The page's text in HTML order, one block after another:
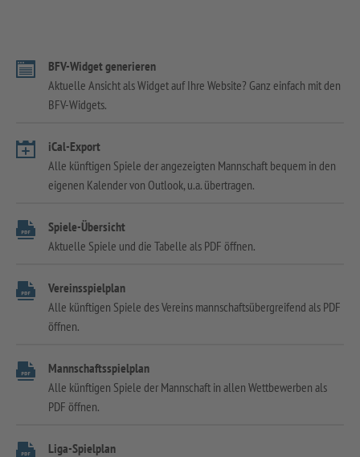
BFV-Widget generieren
Aktuelle Ansicht als Widget auf Ihre Website? Ganz einfach mit den
BFV-Widgets.
iCal-Export
Alle künftigen Spiele der angezeigten Mannschaft bequem in den
eigenen Kalender von Outlook, u.a. übertragen.
Spiele-Übersicht
Aktuelle Spiele und die Tabelle als PDF öffnen.
Vereinsspielplan
Alle künftigen Spiele des Vereins mannschaftsübergreifend als PDF
öffnen.
Mannschaftsspielplan
Alle künftigen Spiele der Mannschaft in allen Wettbewerben als
PDF öffnen.
Liga-Spielplan